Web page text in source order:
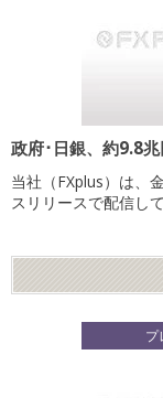
政府･日銀、約9.8
当社（FXplus）は、
スリリースで配信し
プ